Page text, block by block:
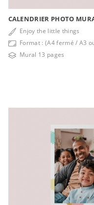
CALENDRIER PHOTO
Enjoy the little things
Format : (A4 fermé / A3
Mural 13 pages